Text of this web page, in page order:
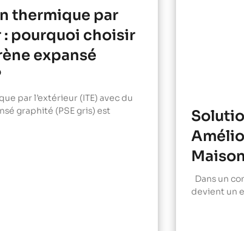
thermique par
: pourquoi choisir
expansé
par l’extérieur (ITE) avec du
graphité (PSE gris) est
Dans un
devient un